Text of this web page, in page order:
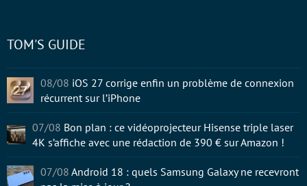
TOM'S GUIDE
08/08 iOS 27 corrige enfin un problème de connexion
récurrent sur l’iPhone
07/08 Bon plan : ce vidéoprojecteur Hisense triple laser
4K s’affiche avec une rédaction de 390 € sur Amazon !
07/08 Android 18 : quels Samsung Galaxy ne recevront